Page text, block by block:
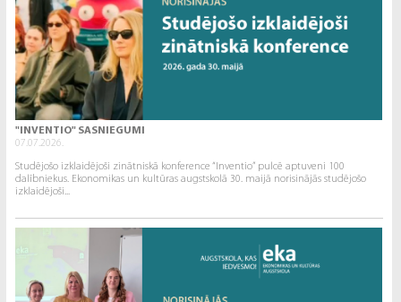
"INVENTIO" SASNIEGUMI
07.07.2026.
Studējošo izklaidējoši zinātniskā konference “Inventio” pulcē aptuveni 100
dalībniekus. Ekonomikas un kultūras augstskolā 30. maijā norisinājās studējošo
izklaidējoši...